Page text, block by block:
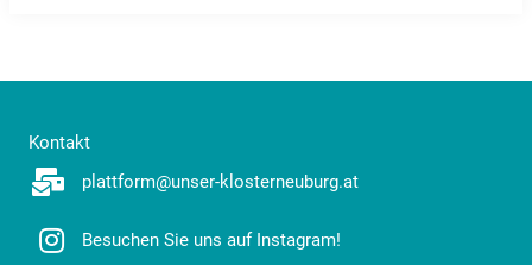
Kontakt
plattform@unser-klosterneuburg.at
Besuchen Sie uns auf Instagram!